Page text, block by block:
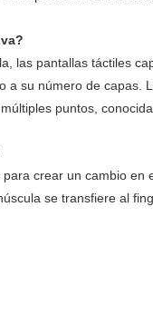
las pantallas táctiles
su número de capas.
puntos,
crear un cambio en
se transfiere al